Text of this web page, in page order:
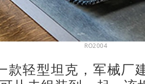
RO2004
款轻型坦克，军械厂